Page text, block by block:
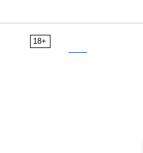
18+